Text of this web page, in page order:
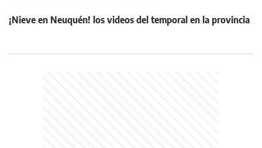
¡Nieve en Neuquén! los videos del temporal en la provincia